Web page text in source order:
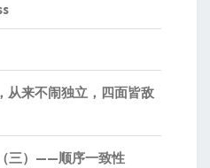
从来不闹独立，四面皆敌
三）——顺序一致性